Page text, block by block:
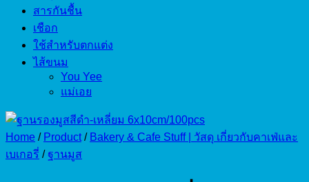
สารกันชื้น
เชือก
ใช้สำหรับตกแต่ง
ไส้ขนม
You Yee
แม่เอย
Home / Product / Bakery & Cafe Stuff | วัสดุ เกี่ยวกับคาเฟ่และ
เบเกอรี่ / ฐานมูส